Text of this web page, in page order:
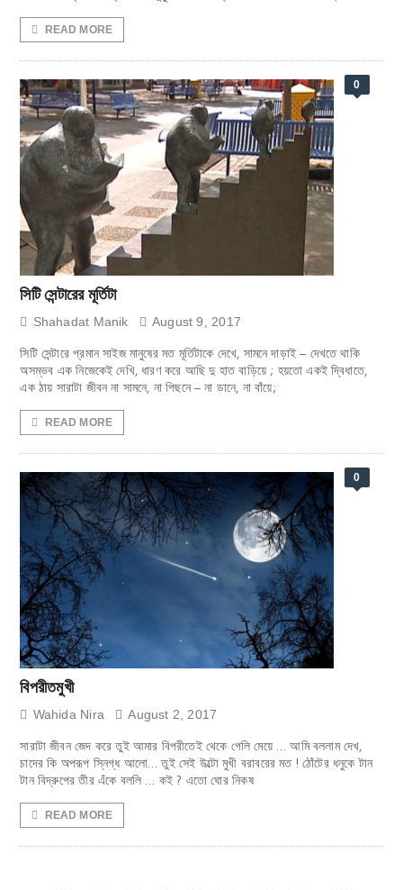
READ MORE
0
সিটি সেন্টারের মূর্তিটা
Shahadat Manik August 9, 2017
সিটি সেন্টারে প্রমান সাইজ মানুষের মত মূর্তিটাকে দেখে, সামনে দাড়াই – দেখতে থাকি
অসম্ভব এক নিজেকেই দেখি, ধারণ করে আছি দু হাত বাড়িয়ে ; হয়তো একই দ্বিধাতে,
এক ঠায় সারাটা জীবন না সামনে, না পিছনে – না ডানে, না বাঁয়ে;
READ MORE
0
বিপরীতমুখী
Wahida Nira August 2, 2017
সারাটা জীবন জেদ করে তুই আমার বিপরীতেই থেকে গেলি মেয়ে … আমি বললাম দেখ,
চাদের কি অপরূপ স্নিগ্ধ আলো… তুই সেই উল্টো মুখী বরাবরের মত ! ঠোঁটের ধনুকে টান
টান বিদ্রুপের তীর এঁকে বললি … কই ? এতো ঘোর নিকষ
READ MORE